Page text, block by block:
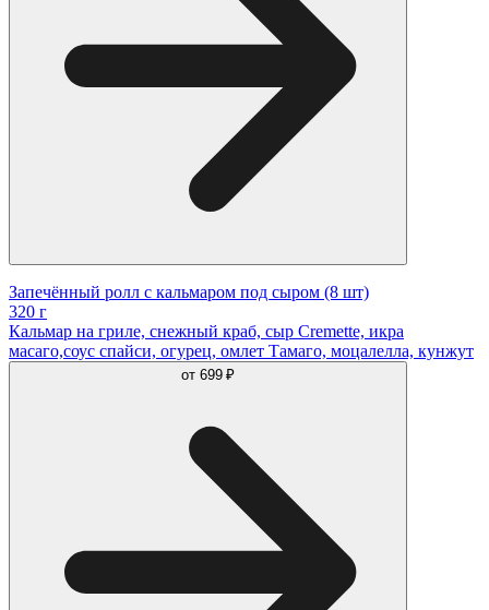
Запечённый ролл с кальмаром под сыром (8 шт)
320 г
Кальмар на гриле, снежный краб, сыр Cremette, икра
масаго,соус спайси, огурец, омлет Тамаго, моцалелла, кунжут
от 699 ₽